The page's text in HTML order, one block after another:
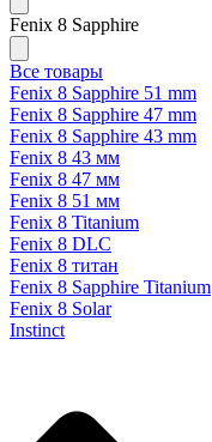
Fenix 8 Sapphire
Все товары
Fenix 8 Sapphire 51 mm
Fenix 8 Sapphire 47 mm
Fenix 8 Sapphire 43 mm
Fenix 8 43 мм
Fenix 8 47 мм
Fenix 8 51 мм
Fenix 8 Titanium
Fenix 8 DLC
Fenix 8 титан
Fenix 8 Sapphire Titanium
Fenix 8 Solar
Instinct